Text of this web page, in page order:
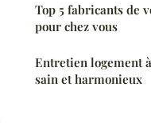
Top 5 fabricants de
pour chez vous
Entretien logement
sain et harmonieux